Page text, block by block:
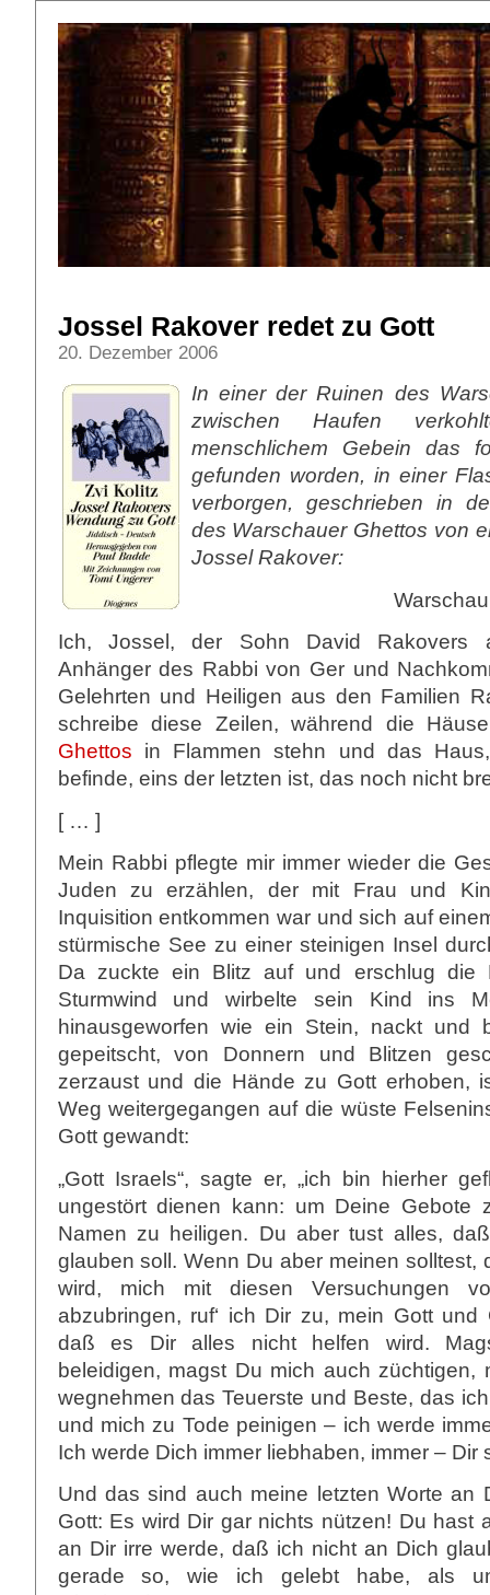
Jossel Rakover redet zu Gott
20. Dezember 2006
In einer der Ruinen des
zwischen Haufen
menschlichem Gebein das
gefunden worden, in einer
verborgen, geschrieben in
des Warschauer Ghettos von
Jossel Rakover:
Ich, Jossel, der Sohn David Rakovers
Anhänger des Rabbi von Ger und
Gelehrten und Heiligen aus den Familien
schreibe diese Zeilen, während die
Ghettos in Flammen stehn und das
befinde, eins der letzten ist, das noch nicht
[ … ]
Mein Rabbi pflegte mir immer wieder die
Juden zu erzählen, der mit Frau und
Inquisition entkommen war und sich auf
stürmische See zu einer steinigen Insel
Da zuckte ein Blitz auf und erschlug die
Sturmwind und wirbelte sein Kind ins
hinausgeworfen wie ein Stein, nackt und
gepeitscht, von Donnern und Blitzen
zerzaust und die Hände zu Gott erhoben,
Weg weitergegangen auf die wüste
Gott gewandt:
„Gott Israels“, sagte er, „ich bin hierher
ungestört dienen kann: um Deine Gebote
Namen zu heiligen. Du aber tust alles,
glauben soll. Wenn Du aber meinen solltest,
wird, mich mit diesen Versuchungen
abzubringen, ruf‘ ich Dir zu, mein Gott und
daß es Dir alles nicht helfen wird.
beleidigen, magst Du mich auch züchtigen,
wegnehmen das Teuerste und Beste, das
und mich zu Tode peinigen – ich werde
Ich werde Dich immer liebhaben, immer – Dir
Und das sind auch meine letzten Worte an
Gott: Es wird Dir gar nichts nützen! Du hast
an Dir irre werde, daß ich nicht an Dich
gerade so, wie ich gelebt habe, als